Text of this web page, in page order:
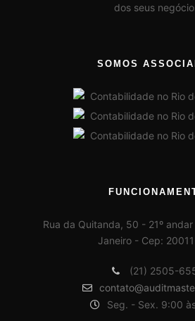
dos seus
SOMOS
Rua da Quitanda, 50 - 21º
Janeiro - Cep:
(21) 2505-
Seg. - Sex. 9:00